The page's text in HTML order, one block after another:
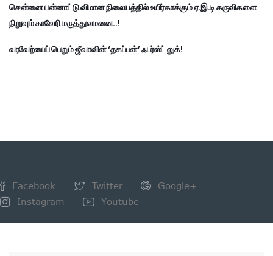
சென்னை பன்னாட்டு விமான நிலையத்தில் உயிர்காக்கும் ஏ.இ.டி கருவிகளை
நிறுவும் காவேரி மருத்துவமனை..!
வரவேற்பைப் பெறும் ஜீவாவின் ‘தகப்பன்’ ஃபர்ஸ்ட் லுக்!
Facebook Twitter
Google+
Instagram
Youtube